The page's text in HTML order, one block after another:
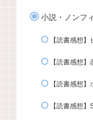
小説・ノンフ
【読書感想
【読書感想】
【読書感想】
【読書感想】